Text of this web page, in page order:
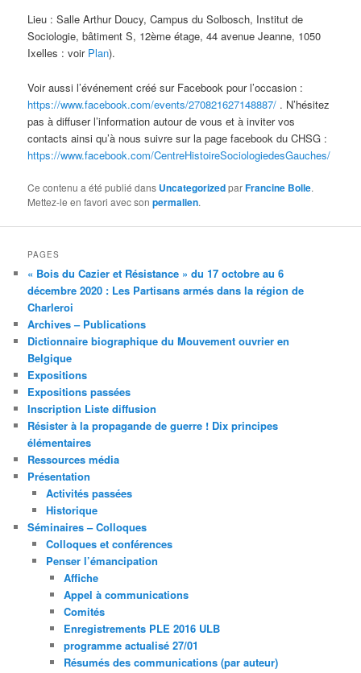
Lieu : Salle Arthur Doucy, Campus du Solbosch, Institut de
Sociologie, bâtiment S, 12ème étage, 44 avenue Jeanne, 1050
Ixelles : voir Plan).
Voir aussi l’événement créé sur Facebook pour l’occasion :
https://www.facebook.com/events/270821627148887/ . N’hésitez
pas à diffuser l’information autour de vous et à inviter vos
contacts ainsi qu’à nous suivre sur la page facebook du CHSG :
https://www.facebook.com/CentreHistoireSociologiedesGauches/
Ce contenu a été publié dans UncategorizedparFrancine Bolle.
Mettez-le en favori avec sonpermalien.
PAGES
« Bois du Cazier et Résistance » du 17 octobre au 6
décembre 2020 : Les Partisans armés dans la région de
Charleroi
Archives – Publications
Dictionnaire biographique du Mouvement ouvrier en
Belgique
Expositions
Expositions passées
Inscription Liste diffusion
Résister à la propagande de guerre ! Dix principes
élémentaires
Ressources média
Présentation
Activités passées
Historique
Séminaires – Colloques
Colloques et conférences
Penser l’émancipation
Affiche
Appel à communications
Comités
Enregistrements PLE 2016 ULB
programme actualisé 27/01
Résumés des communications (par auteur)